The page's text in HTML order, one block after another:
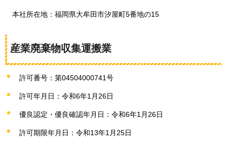
本社所在地：福岡県大牟田市汐屋町5番地の15
産業廃棄物収集運搬業
許可番号：第04504000741号
許可年月日：令和6年1月26日
優良認定・優良確認年月日：令和6年1月26日
許可期限年月日：令和13年1月25日